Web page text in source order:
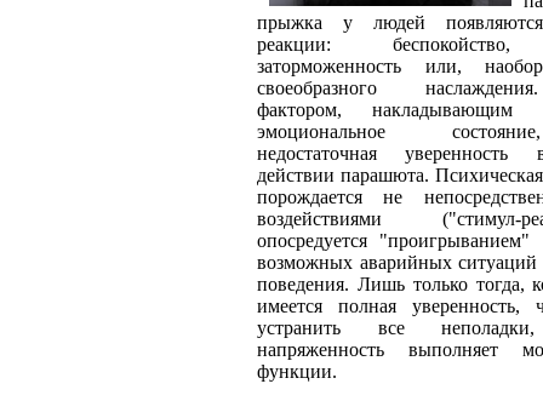
прыжка у людей
реакции: беспокойство,
заторможенность или,
своеобразного
фактором, накладывающим
эмоциональное
недостаточная уверенность
действии парашюта.
порождается не
воздействиями
опосредуется
возможных аварийных ситуаций
поведения. Лишь только тогда,
имеется полная
устранить все неполадки,
напряженность выполняет
функции.